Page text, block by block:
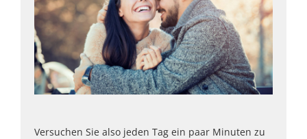
Versuchen Sie also jeden Tag ein paar Minuten zu